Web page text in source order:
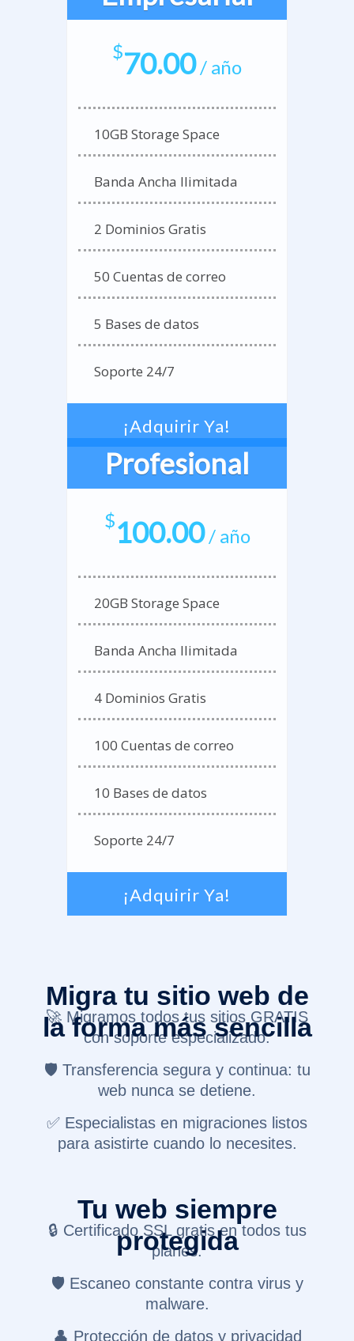
$70.00/ año
10GB Storage Space
Banda Ancha Ilimitada
2 Dominios Gratis
50 Cuentas de correo
5 Bases de datos
Soporte 24/7
¡Adquirir Ya!
Profesional
$100.00/ año
20GB Storage Space
Banda Ancha Ilimitada
4 Dominios Gratis
100 Cuentas de correo
10 Bases de datos
Soporte 24/7
¡Adquirir Ya!
Migra tu sitio web de
la forma más sencilla
🚀 Migramos todos tus sitios GRATIS
con soporte especializado.
🛡 Transferencia segura y continua: tu
web nunca se detiene.
✅ Especialistas en migraciones listos
para asistirte cuando lo necesites.
Tu web siempre
protegida
🔒 Certificado SSL gratis en todos tus
planes.
🛡 Escaneo constante contra virus y
malware.
👤 Protección de datos y privacidad